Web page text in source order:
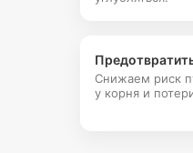
Снижаем риск
у корня и